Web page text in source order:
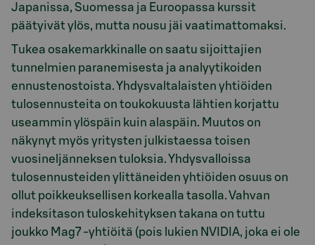
Japanissa, Suomessa ja Euroopassa kurssit
päätyivät ylös, mutta nousu jäi vaatimattomaksi.
Tukea osakemarkkinalle on saatu sijoittajien
tunnelmien paranemisesta ja analyytikoiden
ennustenostoista. Yhdysvaltalaisten yhtiöiden
tulosennusteita on toukokuusta lähtien korjattu
useammin ylöspäin kuin alaspäin. Muutos on
näkynyt myös yritysten julkistaessa toisen
vuosineljänneksen tuloksia. Yhdysvalloissa
tulosennusteiden ylittäneiden yhtiöiden osuus on
ollut poikkeuksellisen korkealla tasolla. Vahvan
indeksitason tuloskehityksen takana on tuttu
joukko Mag7 -yhtiöitä (pois lukien NVIDIA, joka ei ole